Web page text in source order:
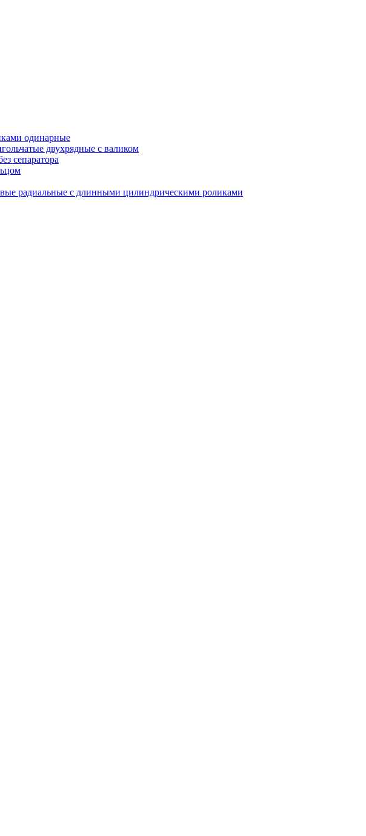
одинарные
двухрядные с валиком
сепаратора
радиальные с длинными цилиндрическими роликами